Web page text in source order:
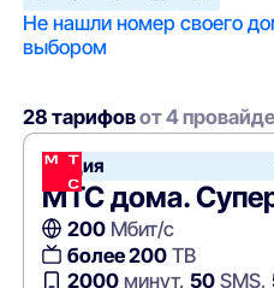
Не нашли номер своего
выбором
28 тарифовот 4
Акция
МТС дома.
200Мбит/с
более 200ТВ
2000минут, 50SMS,